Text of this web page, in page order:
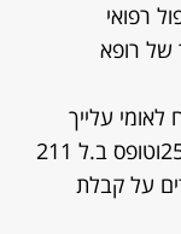
רפואי
של רופא
עלייך
להחתים את המעסיק על טופס ב.ל 250וטופס ב.ל 211
על קבלת